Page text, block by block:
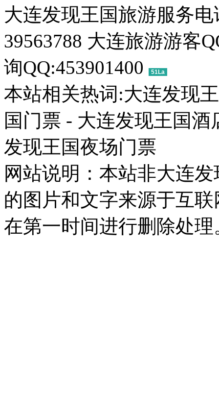
大连发现王国旅游服务电
39563788 大连旅游游客
询QQ:453901400
51La
本站相关热词:大连发现
国门票 - 大连发现王国
发现王国夜场门票
网站说明：本站非大连
的图片和文字来源于互
在第一时间进行删除处理